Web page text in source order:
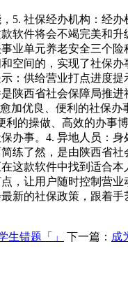
社保经办机构：经办
软件将会不竭完美和
业单元养老安全三个
空间的，实现了社保
：供给营业打点进度
陕西省社会保障局推进
加优良、便利的社保
利的操做、高效的办
办事。4. 异地人员：
练了然，是由陕西省
这款软件中找到适合
，让用户随时控制营
新的社保政策，跟着
生错题「」 下一篇： 成